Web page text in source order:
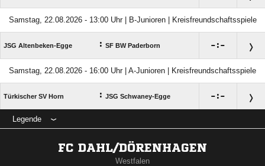
Samstag, 22.08.2026 - 13:00 Uhr | B-Junioren | Kreisfreundschaftsspiele
JSG Altenbeken-Egge : SF BW Paderborn :
Samstag, 22.08.2026 - 16:00 Uhr | A-Junioren | Kreisfreundschaftsspiele
Türkischer SV Horn : JSG Schwaney-Egge :
Legende
FC DAHL/DÖRENHAGEN
Westfalen